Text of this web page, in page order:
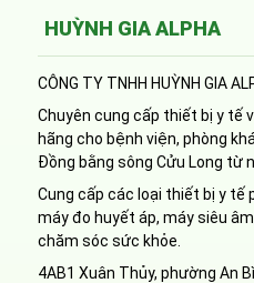
HUỲNH GIA ALPHA
CÔNG TY TNHH HUỲNH GIA
Chuyên cung cấp thiết bị y tế
hãng cho bệnh viện, phòng
Đồng bằng sông Cửu Long từ
Cung cấp các loại thiết bị y tế
máy đo huyết áp, máy siêu
chăm sóc sức khỏe.
4AB1 Xuân Thủy, phường An